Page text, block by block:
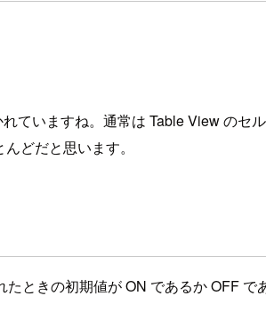
れていますね。通常は Table View のセ
どだと思います。
ときの初期値が ON であるか OFF